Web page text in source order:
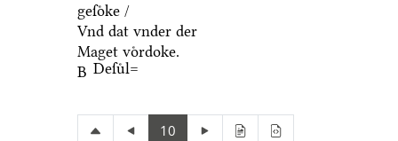
geſoͤke /
Vnd dat vnder der
Maget voͤrdoke.
B Deſuͤl=
10